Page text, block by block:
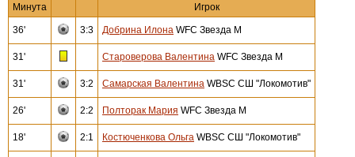
Минута Игрок
36' 3:3 Добрина Илона WFC Звезда М
31' Староверова Валентина WFC Звезда М
31' 3:2 Самарская Валентина WBSC СШ "Локомотив"
26' 2:2 Полторак Мария WFC Звезда М
18' 2:1 Костюченкова Ольга WBSC СШ "Локомотив"